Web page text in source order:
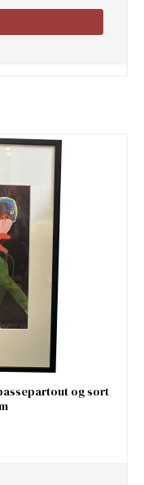
og sort